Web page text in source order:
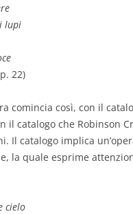
lupi
22)
comincia così, con il
il catalogo che Robinson
Il catalogo implica
la quale esprime
cielo